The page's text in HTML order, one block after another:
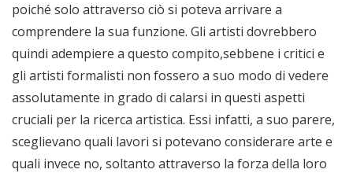
poiché solo attraverso ciò si poteva arrivare a
comprendere la sua funzione. Gli artisti dovrebbero
quindi adempiere a questo compito,sebbene i critici e
gli artisti formalisti non fossero a suo modo di vedere
assolutamente in grado di calarsi in questi aspetti
cruciali per la ricerca artistica. Essi infatti, a suo parere,
sceglievano quali lavori si potevano considerare arte e
quali invece no, soltanto attraverso la forza della loro